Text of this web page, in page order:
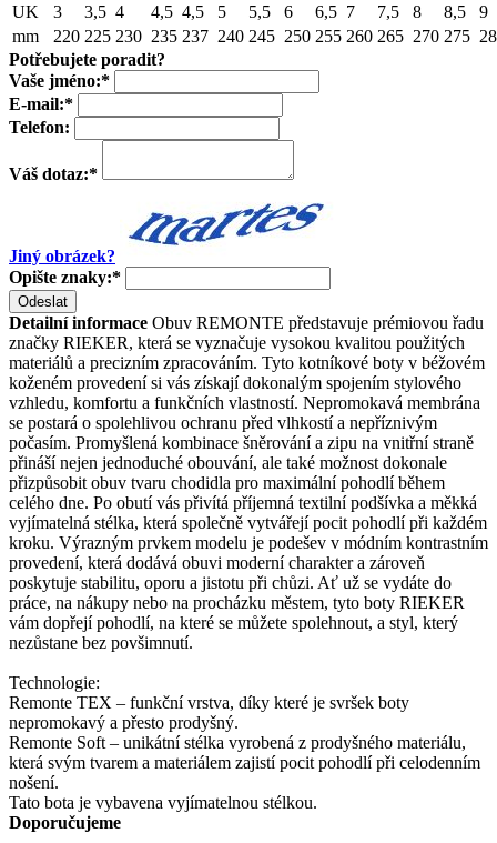
UK
3 3,5 4 4,5 4,5 5 5,5 6 6,5 7 7,5 8 8,5
9
mm
220 225 230 235 237 240 245 250 255 260 265 270 275
Potřebujete poradit?
Vaše jméno:*
E-mail:*
Telefon:
Váš dotaz:*
Jiný obrázek?
Opište znaky:*
Odeslat
Detailní informace Obuv REMONTE představuje prémiovou řadu
značky RIEKER, která se vyznačuje vysokou kvalitou použitých
materiálů a precizním zpracováním. Tyto kotníkové boty v béžovém
koženém provedení si vás získají dokonalým spojením stylového
vzhledu, komfortu a funkčních vlastností. Nepromokavá membrána
se postará o spolehlivou ochranu před vlhkostí a nepříznivým
počasím. Promyšlená kombinace šněrování a zipu na vnitřní straně
přináší nejen jednoduché obouvání, ale také možnost dokonale
přizpůsobit obuv tvaru chodidla pro maximální pohodlí během
celého dne. Po obutí vás přivítá příjemná textilní podšívka a měkká
vyjímatelná stélka, která společně vytvářejí pocit pohodlí při každém
kroku. Výrazným prvkem modelu je podešev v módním kontrastním
provedení, která dodává obuvi moderní charakter a zároveň
poskytuje stabilitu, oporu a jistotu při chůzi. Ať už se vydáte do
práce, na nákupy nebo na procházku městem, tyto boty RIEKER
vám dopřejí pohodlí, na které se můžete spolehnout, a styl, který
nezůstane bez povšimnutí.
Technologie:
Remonte TEX – funkční vrstva, díky které je svršek boty
nepromokavý a přesto prodyšný.
Remonte Soft – unikátní stélka vyrobená z prodyšného materiálu,
která svým tvarem a materiálem zajistí pocit pohodlí při celodenním
nošení.
Tato bota je vybavena vyjímatelnou stélkou.
Doporučujeme